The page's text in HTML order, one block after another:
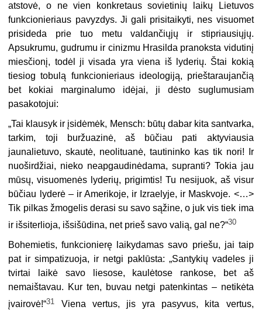
atstovė, o ne vien konkretaus sovietinių laikų Lietuvos
funkcionieriaus pavyzdys. Ji gali prisitaikyti, nes visuomet
prisideda prie tuo metu valdančiųjų ir stipriausiųjų.
Apsukrumu, gudrumu ir cinizmu Hrasilda pranoksta vidutinį
miesčionį, todėl ji visada yra viena iš lyderių. Štai kokią
tiesiog tobulą funkcionieriaus ideologiją, prieštaraujančią
bet kokiai marginalumo idėjai, ji dėsto suglumusiam
pasakotojui:
„Tai klausyk ir įsidėmėk, Mensch: būtų dabar kita santvarka,
tarkim, toji buržuazinė, aš būčiau pati aktyviausia
jaunalietuvo, skautė, neolituanė, tautininko kas tik nori! Ir
nuoširdžiai, nieko neapgaudinėdama, supranti? Tokia jau
mūsų, visuomenės lyderių, prigimtis! Tu nesijuok, aš visur
būčiau lyderė – ir Amerikoje, ir Izraelyje, ir Maskvoje. <…>
Tik pilkas žmogelis derasi su savo sąžine, o juk vis tiek ima
ir išsiterlioja, išsišūdina, net prieš savo valią, gal ne?“30
Bohemietis, funkcionierę laikydamas savo priešu, jai taip
pat ir simpatizuoja, ir netgi paklūsta: „Santykių vadeles ji
tvirtai laikė savo liesose, kaulėtose ran­kose, bet aš
nemaištavau. Kur ten, buvau netgi patenkintas – netikėta
įvairovė!“31
Viena vertus, jis yra pasyvus, kita vertus,